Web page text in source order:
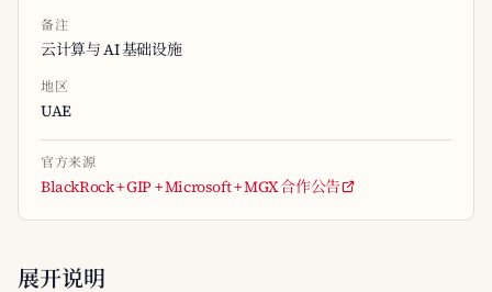
备注
云计算与 AI 基础设施
地区
UAE
官方来源
BlackRock + GIP + Microsoft + MGX 合作公告
展开说明